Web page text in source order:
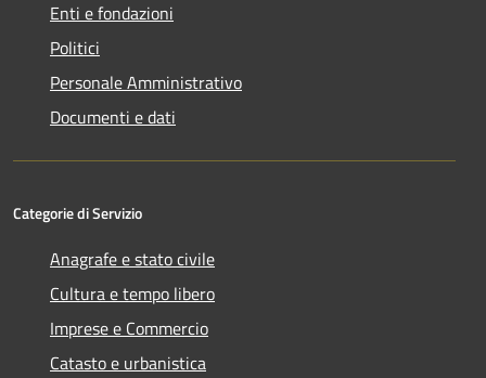
Enti e fondazioni
Politici
Personale Amministrativo
Documenti e dati
Categorie di Servizio
Anagrafe e stato civile
Cultura e tempo libero
Imprese e Commercio
Catasto e urbanistica